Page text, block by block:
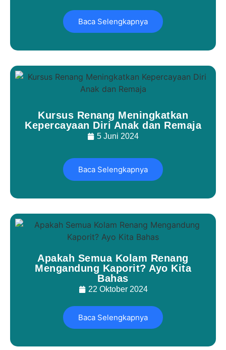
Baca Selengkapnya
Kursus Renang Meningkatkan
Kepercayaan Diri Anak dan Remaja
5 Juni 2024
Baca Selengkapnya
Apakah Semua Kolam Renang
Mengandung Kaporit? Ayo Kita
Bahas
22 Oktober 2024
Baca Selengkapnya